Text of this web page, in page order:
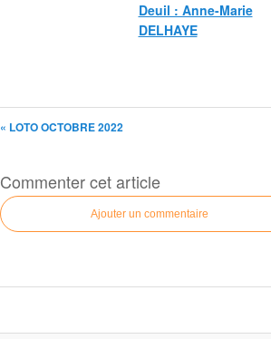
Deuil : Anne-Marie
DELHAYE
« LOTO OCTOBRE 2022
Commenter cet article
Ajouter un commentaire